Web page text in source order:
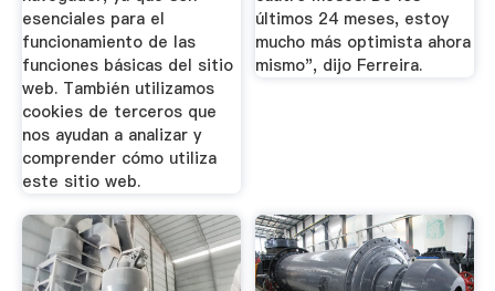
esenciales para el
funcionamiento de las
funciones básicas del sitio
web. También utilizamos
cookies de terceros que
nos ayudan a analizar y
comprender cómo utiliza
este sitio web.
últimos 24 meses, estoy
mucho más optimista ahora
mismo", dijo Ferreira.